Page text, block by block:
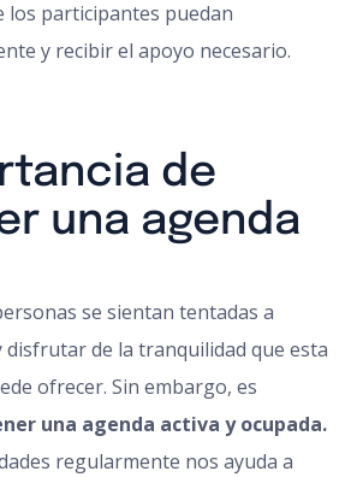
los participantes puedan
y recibir el apoyo necesario.
de
una agenda
se sientan tentadas a
disfrutar de la tranquilidad que esta
ofrecer. Sin embargo, es
una agenda activa y ocupada.
regularmente nos ayuda a